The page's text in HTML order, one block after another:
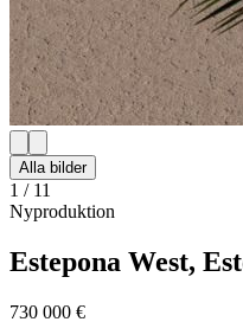
Alla bilder
1 / 11
Nyproduktion
Estepona West,
730 000 €